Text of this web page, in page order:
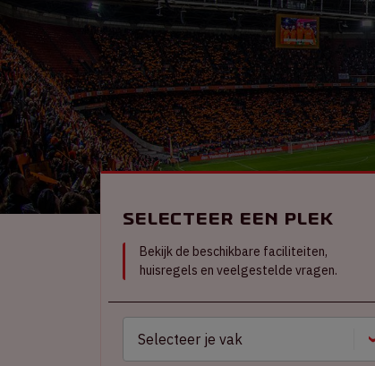
Selecteer een plek
Bekijk de beschikbare faciliteiten,
huisregels en veelgestelde vragen.